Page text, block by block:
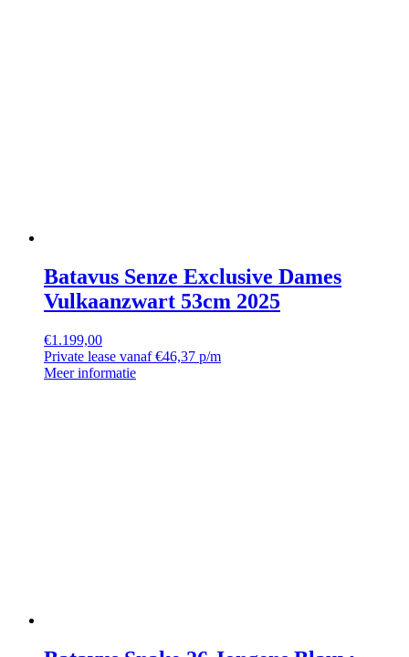
Batavus Senze Exclusive Dames
Vulkaanzwart 53cm 2025
€1.199,00
Private lease vanaf €46,37 p/m
Meer informatie